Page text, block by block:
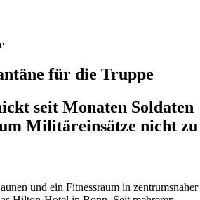
für die Truppe
seit Monaten Soldaten
Militäreinsätze nicht zu
und ein Fitnessraum in zen­trumsnaher